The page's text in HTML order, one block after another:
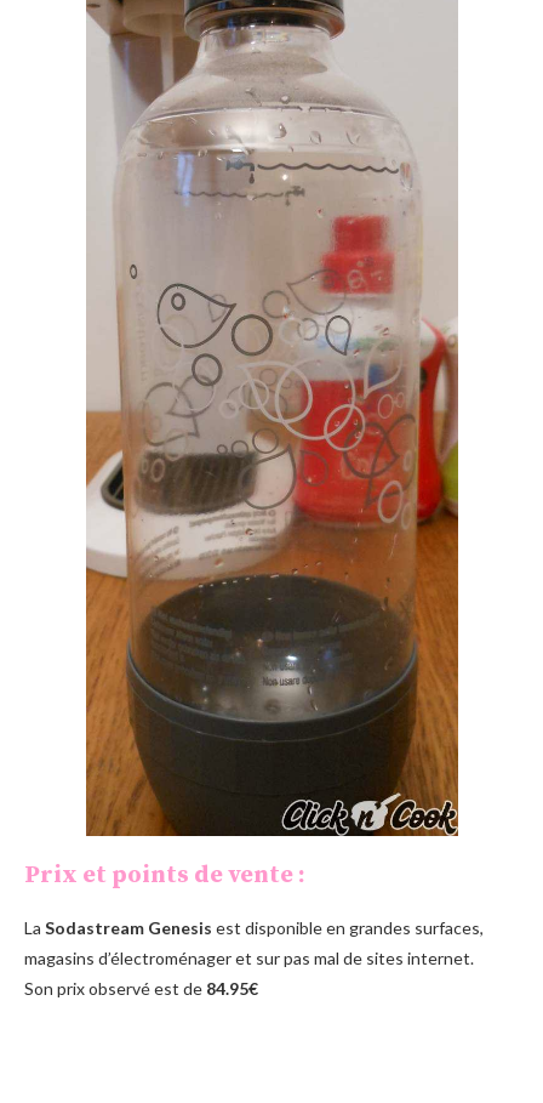
Prix et points de vente :
La Sodastream Genesis est disponible en grandes surfaces,
magasins d’électroménager et sur pas mal de sites internet.
Son prix observé est de 84.95€